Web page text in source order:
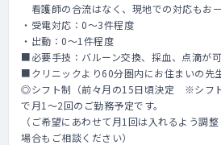
看護師の合流はなく、現地での対応もお一
・受電対応：0～3件程度
・出動：0～1件程度
■必要手技：バルーン交換、採血、点滴が
■クリニックより60分圏内にお住まいの先
◎シフト制（前々月の15日頃決定 ※シフト
で月1～2回のご勤務予定です。
（ご希望にあわせて月1回は入れるよう調
場合もご相談ください）